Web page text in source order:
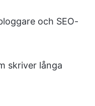
och SEO-
skriver långa